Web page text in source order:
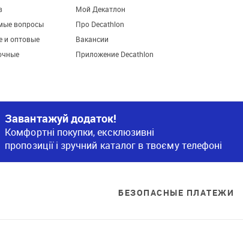
вопросы
и оптовые
Мой Декатлон
Про Decathlon
Вакансии
Приложение Decathlon
Завантажуй додаток!
Комфортні покупки, ексклюзивні
пропозиції і зручний каталог в твоєму телефоні
БЕЗОПАСНЫЕ ПЛАТЕЖИ